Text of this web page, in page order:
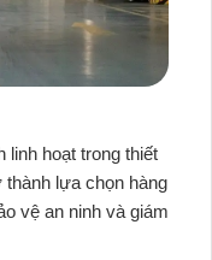
hoạt trong thiết
lựa chọn hàng
vệ an ninh và giám